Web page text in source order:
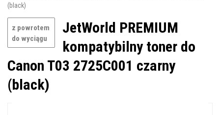
(black)
z powrotem
do wyciągu
JetWorld PREMIUM
kompatybilny toner do
Canon T03 2725C001 czarny
(black)